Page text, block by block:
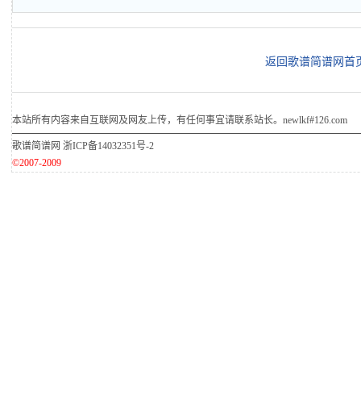
返回歌谱简谱网首
本站所有内容来自互联网及网友上传，有任何事宜请联系站长。newlkf#126.com
歌谱简谱网 浙ICP备14032351号-2
©2007-2009